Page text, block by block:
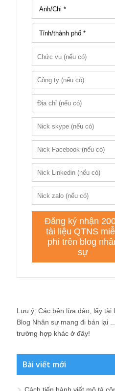
Lưu ý: Các bên lừa đảo, lấy tài
Blog Nhân sự mang đi bán lại
trường hợp khác ở đây!
Bài viết mới